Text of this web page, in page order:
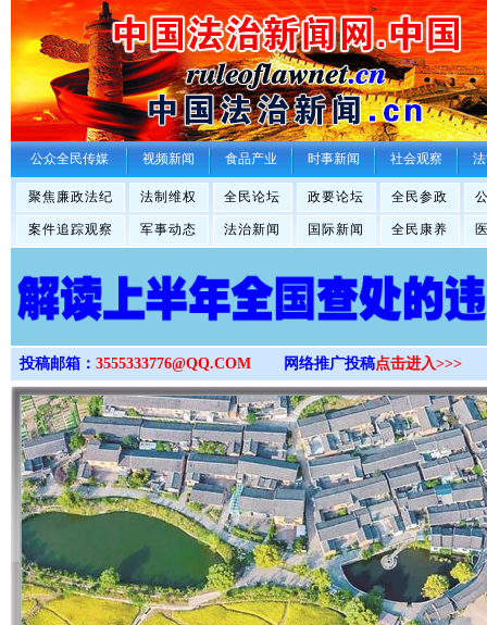
>
公众全民传媒 视频新闻 食品产业 时事新闻 社会观察
聚焦廉政法纪 法制维权 全民论坛 政要论坛 全民参政
案件追踪观察 军事动态 法治新闻 国际新闻 全民康养
投稿邮箱： 3555333776@QQ.COM 网络推广投稿点击进入>>>